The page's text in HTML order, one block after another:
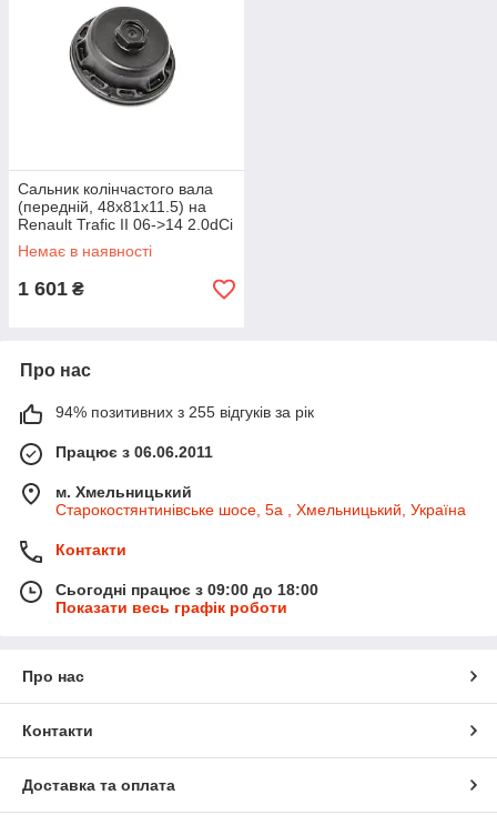
Сальник колінчастого вала
(передній, 48x81x11.5) на
Renault Trafic II 06->14 2.0dCi
- Opel (Оригінал) - 93161608
Немає в наявності
1 601 ₴
Про нас
94% позитивних з 255 відгуків за рік
Працює з 06.06.2011
м. Хмельницький
Старокостянтинівське шосе, 5а , Хмельницький, Україна
Контакти
Сьогодні працює з 09:00 до 18:00
Показати весь графік роботи
Про нас
Контакти
Доставка та оплата